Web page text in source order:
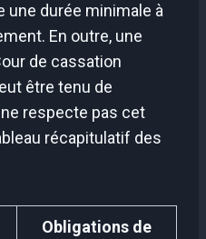
une durée minimale à
En outre, une
de cassation
être tenu de
respecte pas cet
récapitulatif des
Obligations de